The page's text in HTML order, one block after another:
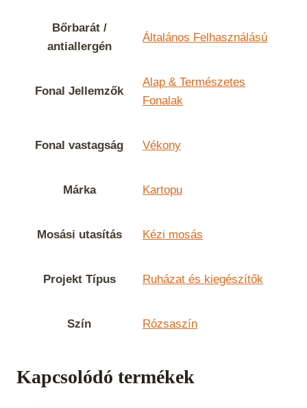
Bőrbarát /
antiallergén
Általános Felhasználású
Fonal Jellemzők
Alap & Természetes
Fonalak
Fonal vastagság Vékony
Márka Kartopu
Mosási utasítás Kézi mosás
Projekt Típus Ruházat és kiegészítők
Szín Rózsaszín
Kapcsolódó termékek